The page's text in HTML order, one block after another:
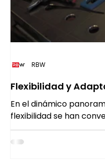
Flexibilidad y
de Cobots
En el dinámico
flexibilidad se han
RBW